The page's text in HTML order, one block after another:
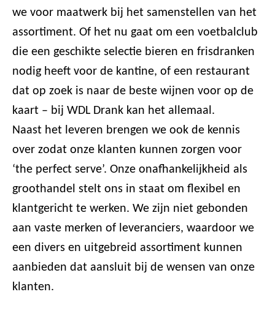
we voor maatwerk bij het samenstellen van het
assortiment. Of het nu gaat om een voetbalclub
die een geschikte selectie bieren en frisdranken
nodig heeft voor de kantine, of een restaurant
dat op zoek is naar de beste wijnen voor op de
kaart – bij WDL Drank kan het allemaal.
Naast het leveren brengen we ook de kennis
over zodat onze klanten kunnen zorgen voor
‘the perfect serve’. Onze onafhankelijkheid als
groothandel stelt ons in staat om flexibel en
klantgericht te werken. We zijn niet gebonden
aan vaste merken of leveranciers, waardoor we
een divers en uitgebreid assortiment kunnen
aanbieden dat aansluit bij de wensen van onze
klanten.